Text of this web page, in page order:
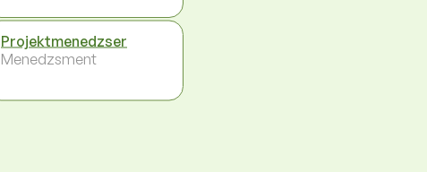
Projektmenedzser
Menedzsment